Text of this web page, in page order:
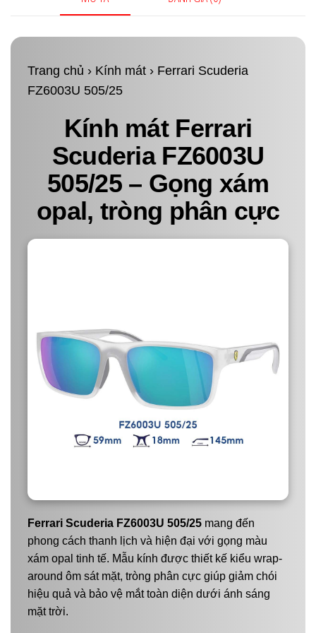
Trang chủ › Kính mát › Ferrari Scuderia
FZ6003U 505/25
Kính mát Ferrari
Scuderia FZ6003U
505/25 – Gọng xám
opal, tròng phân cực
Ferrari Scuderia FZ6003U 505/25 mang đến
phong cách thanh lịch và hiện đại với gọng màu
xám opal tinh tế. Mẫu kính được thiết kế kiểu wrap-
around ôm sát mặt, tròng phân cực giúp giảm chói
hiệu quả và bảo vệ mắt toàn diện dưới ánh sáng
mặt trời.